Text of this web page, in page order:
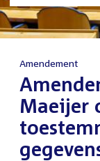
Amendement
Maeijer